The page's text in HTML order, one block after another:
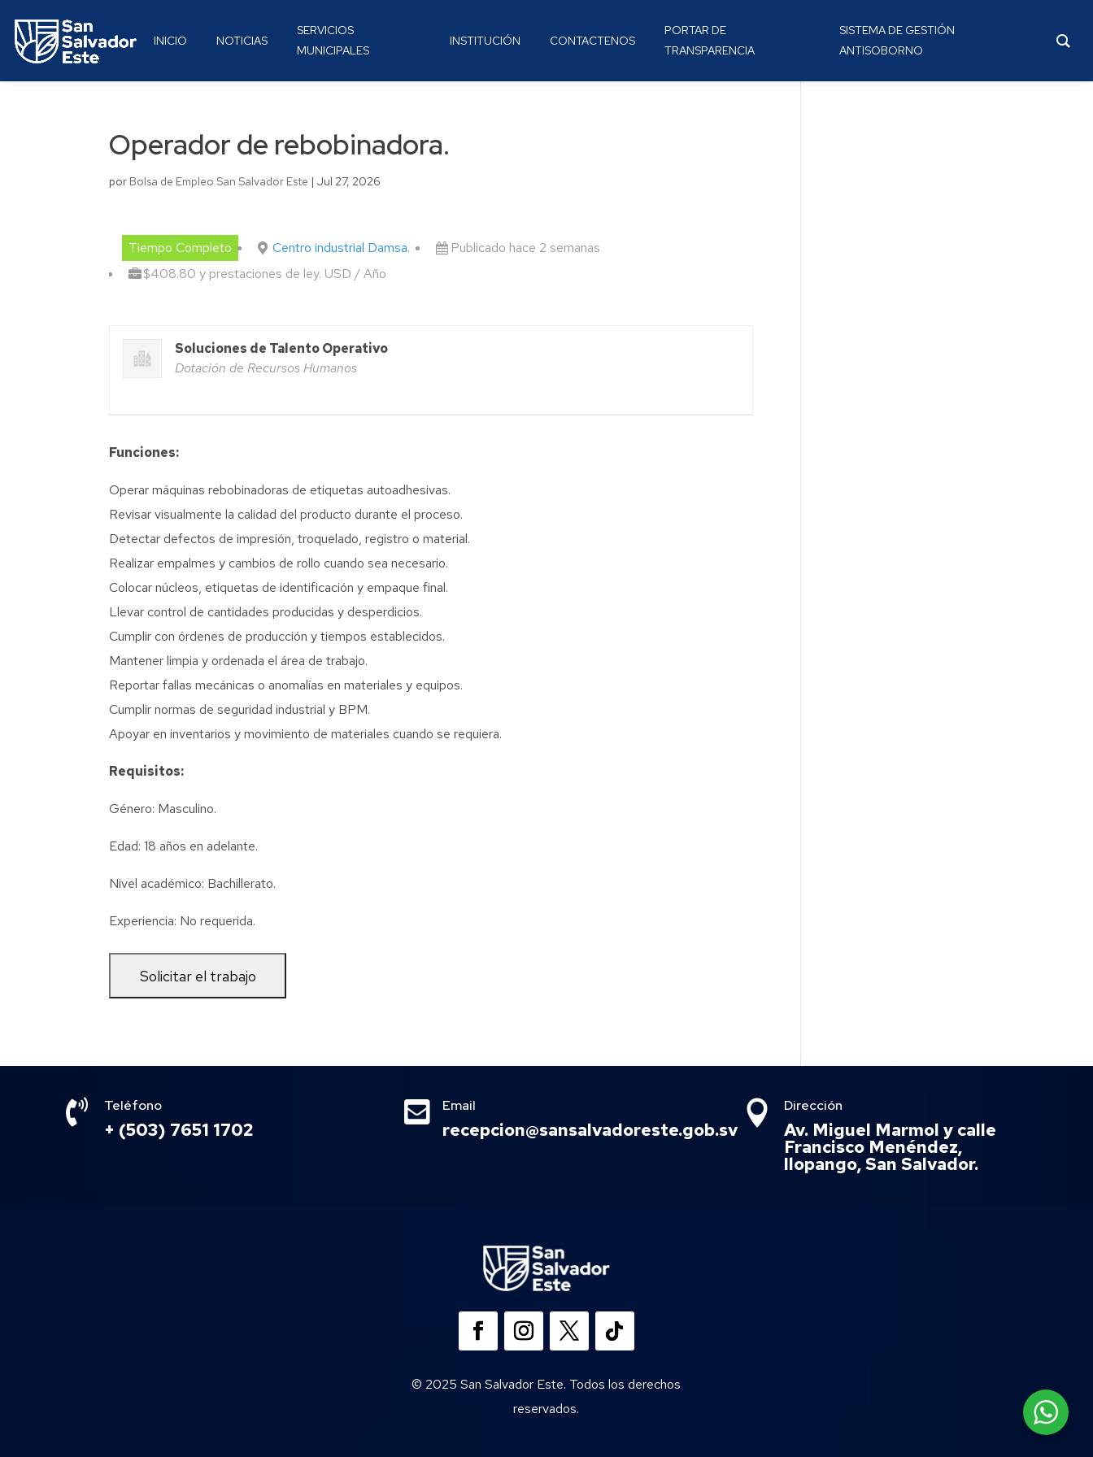
INICIO NOTICIAS
SERVICIOS
MUNICIPALES
INSTITUCIÓN CONTACTENOS
PORTAR DE
TRANSPARENCIA
SISTEMA DE GESTIÓN
ANTISOBORNO
Operador de rebobinadora.
por Bolsa de Empleo San Salvador Este |Jul 27, 2026
Tiempo Completo Centro industrial Damsa.
Publicado hace 2 semanas
$408.80 y prestaciones de ley. USD / Año
Soluciones de Talento Operativo
Dotación de Recursos Humanos
Funciones:
Operar máquinas rebobinadoras de etiquetas autoadhesivas.
Revisar visualmente la calidad del producto durante el proceso.
Detectar defectos de impresión, troquelado, registro o material.
Realizar empalmes y cambios de rollo cuando sea necesario.
Colocar núcleos, etiquetas de identificación y empaque final.
Llevar control de cantidades producidas y desperdicios.
Cumplir con órdenes de producción y tiempos establecidos.
Mantener limpia y ordenada el área de trabajo.
Reportar fallas mecánicas o anomalías en materiales y equipos.
Cumplir normas de seguridad industrial y BPM.
Apoyar en inventarios y movimiento de materiales cuando se requiera.
Requisitos:
Género: Masculino.
Edad: 18 años en adelante.
Nivel académico: Bachillerato.
Experiencia: No requerida.
 Teléfono
+ (503) 7651 1702
 Email
recepcion@sansalvadoreste.gob.sv
 Dirección
Av. Miguel Marmol y calle
Francisco Menéndez,
Ilopango, San Salvador.
© 2025 San Salvador Este. Todos los derechos
reservados.